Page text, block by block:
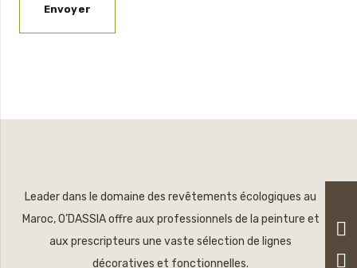
Leader dans le domaine des revêtements écologiques au
Maroc, O’DASSIA offre aux professionnels de la peinture et
aux prescripteurs une vaste sélection de lignes
décoratives et fonctionnelles.